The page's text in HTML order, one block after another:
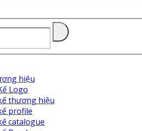
hiệu
Logo
thương hiệu
profile
catalogue